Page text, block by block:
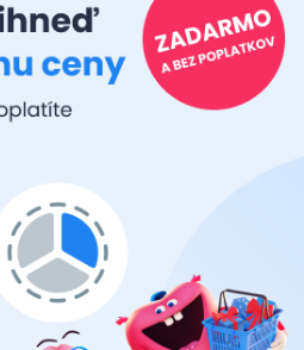
širokému vopred namontovanému
rýchle a bezpečné upevnenie boxu.